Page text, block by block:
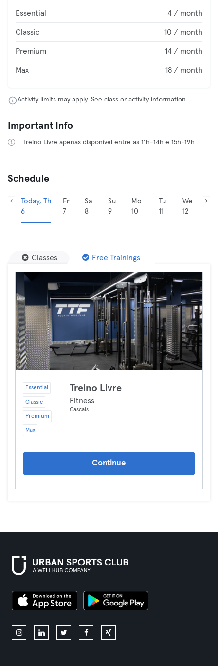
Essential 4 / month
Classic 10 / month
Premium 14 / month
Max 18 / month
Activity limits may apply. See class or activity information.
Important Info
Treino Livre apenas disponível entre as 11h-14h e 15h-19h
Schedule
Today, Th
6
Fr
7
Sa
8
Su
9
Mo
10
Tu
11
We
12
Classes Free Trainings
Essential
Classic
Premium
Max
Treino Livre
Fitness
Cascais
Continue